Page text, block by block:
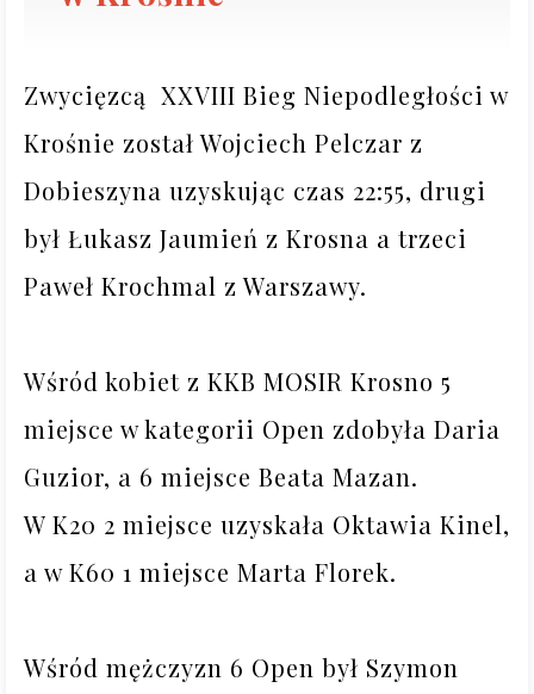
Zwycięzcą  XXVIII Bieg Niepodległości w
Krośnie został Wojciech Pelczar z
Dobieszyna uzyskując czas 22:55, drugi
był Łukasz Jaumień z Krosna a trzeci
Paweł Krochmal z Warszawy.
Wśród kobiet z KKB MOSIR Krosno 5
miejsce w kategorii Open zdobyła Daria
Guzior, a 6 miejsce Beata Mazan.
W K20 2 miejsce uzyskała Oktawia Kinel,
a w K60 1 miejsce Marta Florek.
Wśród mężczyzn 6 Open był Szymon